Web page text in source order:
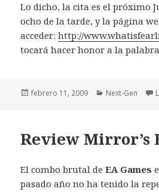
Lo dicho, la cita es el próximo
ocho de la tarde, y la página
acceder:http://
tocará hacer honor a la
Publicado
febrero 11, 2009 Categorías
Next-Gen
Review Mirror’s
El combo brutal deEA Games
pasado año no ha tenido la